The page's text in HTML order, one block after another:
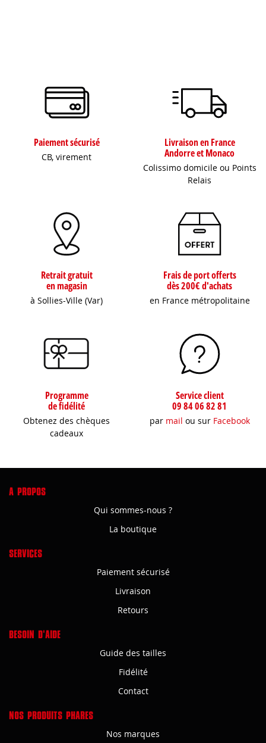
Paiement sécurisé
CB, virement
Livraison en France
Andorre et Monaco
Colissimo domicile ou Points
Relais
Retrait gratuit
en magasin
à Sollies-Ville (Var)
Frais de port offerts
dès 200€ d'achats
en France métropolitaine
Programme
de fidélité
Obtenez des chèques
cadeaux
Service client
09 84 06 82 81
par mail ou sur Facebook
A PROPOS
Qui sommes-nous ?
La boutique
SERVICES
Paiement sécurisé
Livraison
Retours
BESOIN D'AIDE
Guide des tailles
Fidélité
Contact
NOS PRODUITS PHARES
Nos marques